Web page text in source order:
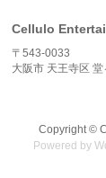
Cellulo
〒543-0033
大阪市 天王寺区
Copyright ©
Powered by